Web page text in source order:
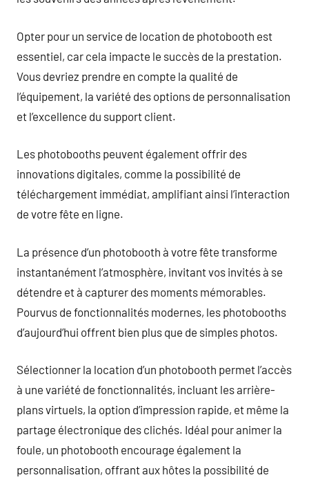
Opter pour un service de location de photobooth est
essentiel, car cela impacte le succès de la prestation.
Vous devriez prendre en compte la qualité de
l’équipement, la variété des options de personnalisation
et l’excellence du support client.
Les photobooths peuvent également offrir des
innovations digitales, comme la possibilité de
téléchargement immédiat, amplifiant ainsi l’interaction
de votre fête en ligne.
La présence d’un photobooth à votre fête transforme
instantanément l’atmosphère, invitant vos invités à se
détendre et à capturer des moments mémorables.
Pourvus de fonctionnalités modernes, les photobooths
d’aujourd’hui offrent bien plus que de simples photos.
Sélectionner la location d’un photobooth permet l’accès
à une variété de fonctionnalités, incluant les arrière-
plans virtuels, la option d’impression rapide, et même la
partage électronique des clichés. Idéal pour animer la
foule, un photobooth encourage également la
personnalisation, offrant aux hôtes la possibilité de